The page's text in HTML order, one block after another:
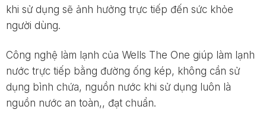
khi sử dụng sẽ ảnh hưởng trực tiếp đến sức khỏe
người dùng.
Công nghệ làm lạnh của Wells The One giúp làm lạnh
nước trực tiếp bằng đường ống kép, không cần sử
dụng bình chứa, nguồn nước khi sử dụng luôn là
nguồn nước an toàn,, đạt chuẩn.